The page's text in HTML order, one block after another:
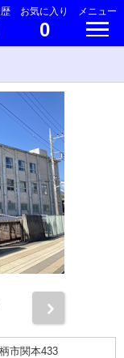
お気に入り
0
メニュー
市関本433